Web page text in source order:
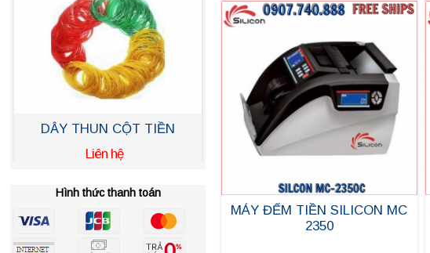
MÁY ĐẾM TIỀN SILICON MC
2350
DÂY THUN CỘT TIỀN
Liên hệ
Hình thức thanh toán